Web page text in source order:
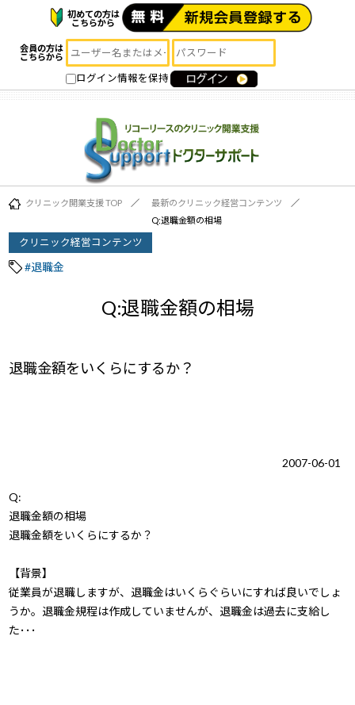
初めての方は
こちらから
会員の方は
こちらから
ログイン情報を保持
クリニック開業支援 TOP
最新のクリニック経営コンテンツ
Q:退職金額の相場
クリニック経営コンテンツ
#退職金
Q:退職金額の相場
退職金額をいくらにするか？
2007-06-01
Q:
退職金額の相場
退職金額をいくらにするか？
【背景】
従業員が退職しますが、退職金はいくらぐらいにすれば良いでしょ
うか。退職金規程は作成していませんが、退職金は過去に支給し
た･･･